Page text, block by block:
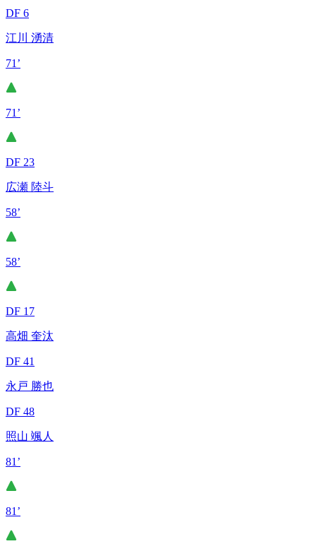
DF 6
江川 湧清
71’
71’
DF 23
広瀬 陸斗
58’
58’
DF 17
高畑 奎汰
DF 41
永戸 勝也
DF 48
照山 颯人
81’
81’